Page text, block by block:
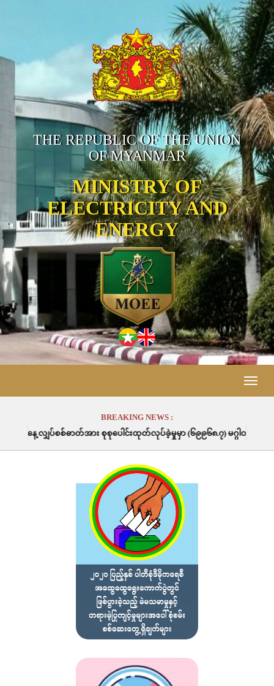
THE REPUBLIC OF THE UNION
OF MYANMAR
MINISTRY OF
ELECTRICITY AND
ENERGY
Toggle
BREAKING NEWS :
အား စုစုပေါင်းထုတ်လုပ်ခဲ့မှုမှာ (၆၉၉၆၈.၇) မဂ္ဂါဝပ်နာရီဖြစ်ပါသည်။